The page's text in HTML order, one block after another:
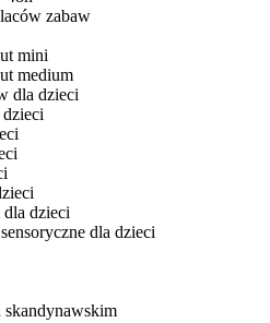
zabaw
mini
medium
dla dzieci
dla dzieci
dla dzieci